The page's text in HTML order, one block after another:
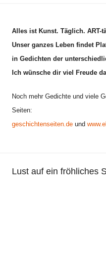
Alles ist Kunst. Täglich. ART-
Unser ganzes Leben findet
in Gedichten der
Ich wünsche dir viel Freude
Noch mehr Gedichte und viele
Seiten:
geschichtenseiten.de und
Lust auf ein fröhliches